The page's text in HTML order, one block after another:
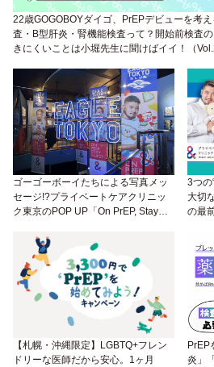
22歳GOGOBOYダイゴ、PrEPデビューを考
査・B型肝炎・腎機能検査って？開始前検査
きにくいことは小堀先生に聞けばイイ！（
ゴーゴーボーイたちによる写真メッ
セージ!?プライベートケアクリニッ
ク東京のPOP UP「On PrEP, Stay
3つの
大切
の最
【札幌・沖縄限定】LGBTQ+フレン
ドリーな医師だから安心。1ヶ月
PrEP
炎」